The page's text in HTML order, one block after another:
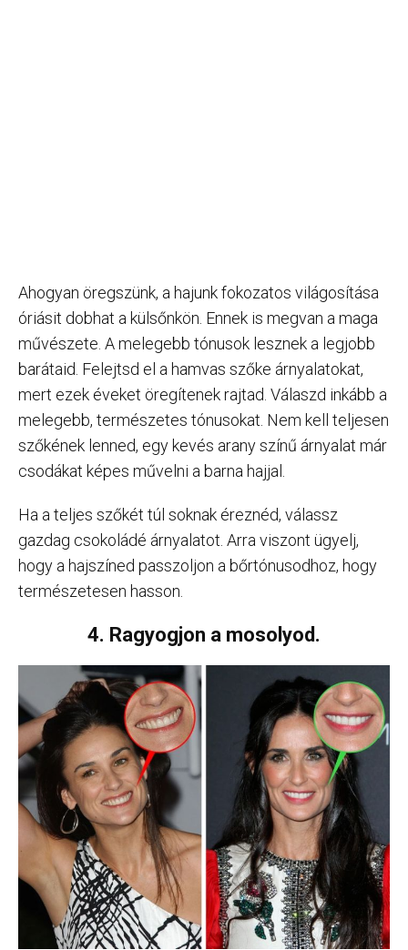
Ahogyan öregszünk, a hajunk fokozatos világosítása
óriásit dobhat a külsőnkön. Ennek is megvan a maga
művészete. A melegebb tónusok lesznek a legjobb
barátaid. Felejtsd el a hamvas szőke árnyalatokat,
mert ezek éveket öregítenek rajtad. Válaszd inkább a
melegebb, természetes tónusokat. Nem kell teljesen
szőkének lenned, egy kevés arany színű árnyalat már
csodákat képes művelni a barna hajjal.
Ha a teljes szőkét túl soknak éreznéd, válassz
gazdag csokoládé árnyalatot. Arra viszont ügyelj,
hogy a hajszíned passzoljon a bőrtónusodhoz, hogy
természetesen hasson.
4. Ragyogjon a mosolyod.